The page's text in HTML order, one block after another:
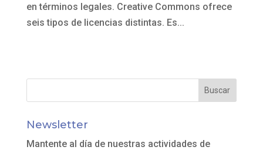
en términos legales. Creative Commons ofrece
seis tipos de licencias distintas. Es...
Newsletter
Mantente al día de nuestras actividades de